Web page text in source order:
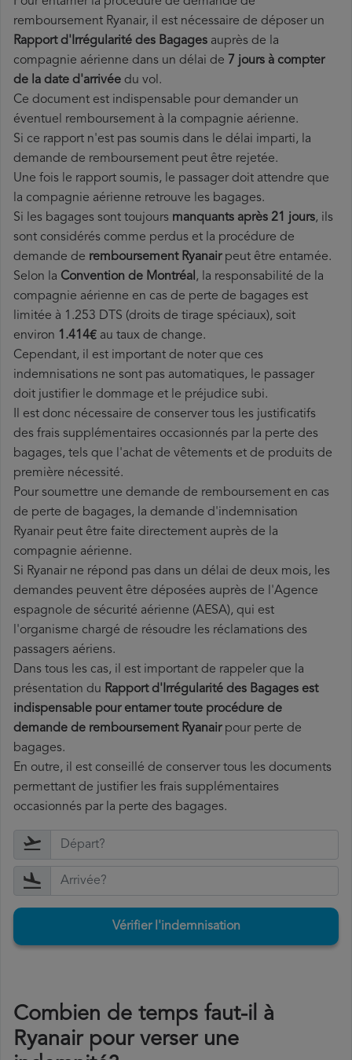
remboursement Ryanair, il est nécessaire de déposer un
Rapport d'Irrégularité des Bagages auprès de la
compagnie aérienne dans un délai de 7 jours à compter
de la date d'arrivée du vol.
Ce document est indispensable pour demander un
éventuel remboursement à la compagnie aérienne.
Si ce rapport n'est pas soumis dans le délai imparti, la
demande de remboursement peut être rejetée.
Une fois le rapport soumis, le passager doit attendre que
la compagnie aérienne retrouve les bagages.
Si les bagages sont toujours manquants après 21 jours, ils
sont considérés comme perdus et la procédure de
demande de remboursement Ryanairpeut être entamée.
Selon la Convention de Montréal, la responsabilité de la
compagnie aérienne en cas de perte de bagages est
limitée à 1.253 DTS (droits de tirage spéciaux), soit
environ 1.414€ au taux de change.
Cependant, il est important de noter que ces
indemnisations ne sont pas automatiques, le passager
doit justifier le dommage et le préjudice subi.
Il est donc nécessaire de conserver tous les justificatifs
des frais supplémentaires occasionnés par la perte des
bagages, tels que l'achat de vêtements et de produits de
première nécessité.
Pour soumettre une demande de remboursement en cas
de perte de bagages, la demande d'indemnisation
Ryanair peut être faite directement auprès de la
compagnie aérienne.
Si Ryanair ne répond pas dans un délai de deux mois, les
demandes peuvent être déposées auprès de l'Agence
espagnole de sécurité aérienne (AESA), qui est
l'organisme chargé de résoudre les réclamations des
passagers aériens.
Dans tous les cas, il est important de rappeler que la
présentation du Rapport d'Irrégularité des Bagages est
indispensable pour entamer toute procédure de
demande de remboursement Ryanairpour perte de
bagages.
En outre, il est conseillé de conserver tous les documents
permettant de justifier les frais supplémentaires
occasionnés par la perte des bagages.
Vérifier l'indemnisation
Combien de temps faut-il à
Ryanair pour verser une